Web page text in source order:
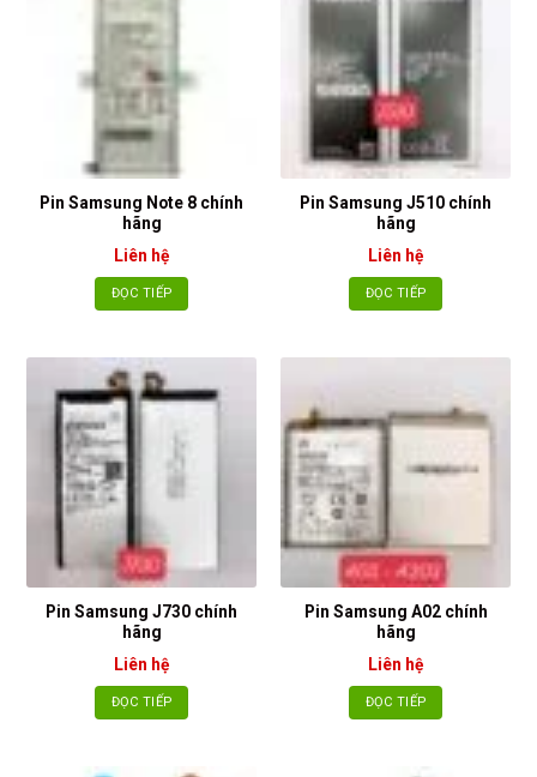
Pin Samsung Note 8 chính
hãng
Liên hệ
ĐỌC TIẾP
Pin Samsung J510 chính
hãng
Liên hệ
ĐỌC TIẾP
Pin Samsung J730 chính
hãng
Liên hệ
ĐỌC TIẾP
Pin Samsung A02 chính
hãng
Liên hệ
ĐỌC TIẾP